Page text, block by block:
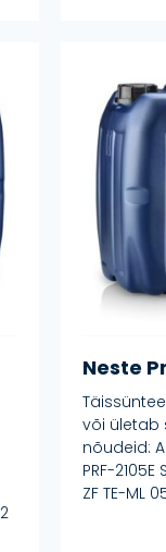
Neste
või ületab
nõudeid:
PRF-2105E
ZF TE-ML